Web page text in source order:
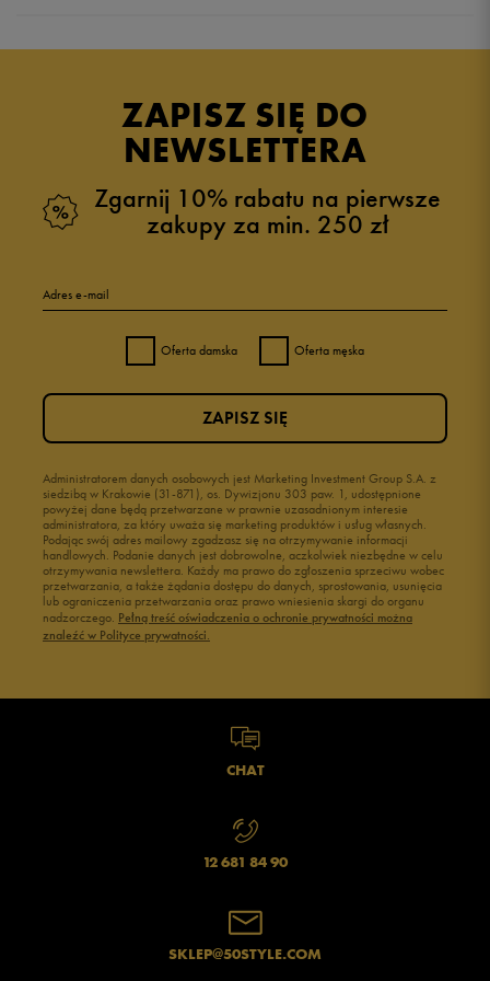
ZAPISZ SIĘ DO
NEWSLETTERA
Zgarnij 10% rabatu na pierwsze
zakupy za min. 250 zł
Adres e-mail
Oferta damska Oferta męska
Administratorem danych osobowych jest Marketing Investment Group S.A. z
siedzibą w Krakowie (31-871), os. Dywizjonu 303 paw. 1, udostępnione
powyżej dane będą przetwarzane w prawnie uzasadnionym interesie
administratora, za który uważa się marketing produktów i usług własnych.
Podając swój adres mailowy zgadzasz się na otrzymywanie informacji
handlowych. Podanie danych jest dobrowolne, aczkolwiek niezbędne w celu
otrzymywania newslettera. Każdy ma prawo do zgłoszenia sprzeciwu wobec
przetwarzania, a także żądania dostępu do danych, sprostowania, usunięcia
lub ograniczenia przetwarzania oraz prawo wniesienia skargi do organu
nadzorczego. Pełną treść oświadczenia o ochronie prywatności można
znaleźć w Polityce prywatności.
ZAPISZ SIĘ
CHAT
12 681 84 90
SKLEP@50STYLE.COM